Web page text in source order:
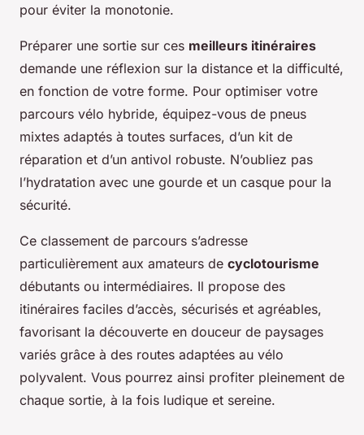
pour éviter la monotonie.
Préparer une sortie sur ces meilleurs itinéraires
demande une réflexion sur la distance et la difficulté,
en fonction de votre forme. Pour optimiser votre
parcours vélo hybride, équipez-vous de pneus
mixtes adaptés à toutes surfaces, d’un kit de
réparation et d’un antivol robuste. N’oubliez pas
l’hydratation avec une gourde et un casque pour la
sécurité.
Ce classement de parcours s’adresse
particulièrement aux amateurs de cyclotourisme
débutants ou intermédiaires. Il propose des
itinéraires faciles d’accès, sécurisés et agréables,
favorisant la découverte en douceur de paysages
variés grâce à des routes adaptées au vélo
polyvalent. Vous pourrez ainsi profiter pleinement de
chaque sortie, à la fois ludique et sereine.